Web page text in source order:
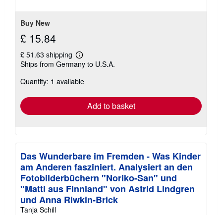
Buy New
£ 15.84
£ 51.63 shipping
Learn
more
shipping
Ships from Germany to U.S.A.
Quantity: 1 available
Add to basket
Das Wunderbare im Fremden - Was Kinder
am Anderen fasziniert. Analysiert an den
Fotobilderbüchern "Noriko-San" und
"Matti aus Finnland" von Astrid Lindgren
und Anna Riwkin-Brick
Tanja Schill